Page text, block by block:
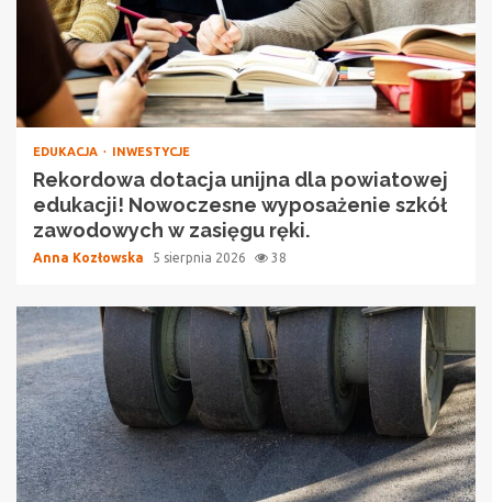
EDUKACJA INWESTYCJE
Rekordowa dotacja unijna dla powiatowej
edukacji! Nowoczesne wyposażenie szkół
zawodowych w zasięgu ręki.
Anna Kozłowska 5 sierpnia 2026 38